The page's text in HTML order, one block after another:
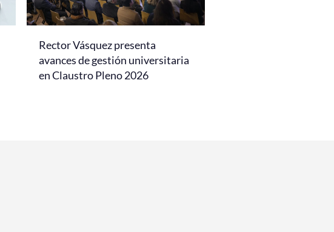
Rector Vásquez presenta
avances de gestión universitaria
en Claustro Pleno 2026